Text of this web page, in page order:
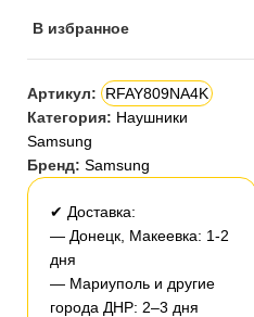
В избранное
Артикул: RFAY809NA4K
Категория: Наушники
Samsung
Бренд: Samsung
✔ Доставка:
— Донецк, Макеевка: 1-2
дня
— Мариуполь и другие
города ДНР: 2–3 дня